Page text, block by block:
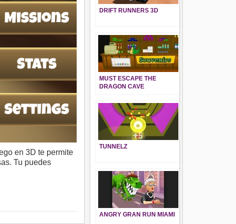
en 3D te permite
Tu puedes
DRIFT RUNNERS 3D
MUST ESCAPE THE
DRAGON CAVE
TUNNELZ
ANGRY GRAN RUN MIAMI